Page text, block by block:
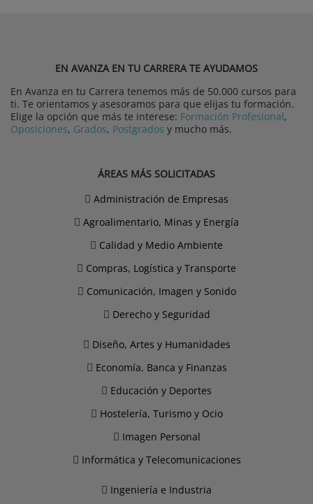
EN AVANZA EN TU CARRERA TE AYUDAMOS
En Avanza en tu Carrera tenemos más de 50.000 cursos para
ti. Te orientamos y asesoramos para que elijas tu formación.
Elige la opción que más te interese: Formación Profesional,
Oposiciones, Grados, Postgrados y mucho más.
ÁREAS MÁS SOLICITADAS
Administración de Empresas
Agroalimentario, Minas y Energía
Calidad y Medio Ambiente
Compras, Logística y Transporte
Comunicación, Imagen y Sonido
Derecho y Seguridad
Diseño, Artes y Humanidades
Economía, Banca y Finanzas
Educación y Deportes
Hostelería, Turismo y Ocio
Imagen Personal
Informática y Telecomunicaciones
Ingeniería e Industria